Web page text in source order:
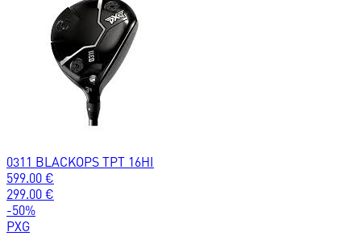
0311 BLACKOPS TPT 16HI
599.00 €
299.00 €
-50%
PXG